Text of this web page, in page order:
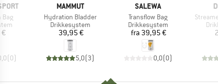
(0)
MÆRKE
MAMMUT
Artikel
Hydration Bladder
Produktgruppe
Drikkesystem
Pris
39,95 €
5,0(3)
MÆRKE
SALEWA
Artikel
Transflow Bag
Produktgruppe
Drikkesystem
Pris
fra 39,95 €
0,0(0)
Artikel